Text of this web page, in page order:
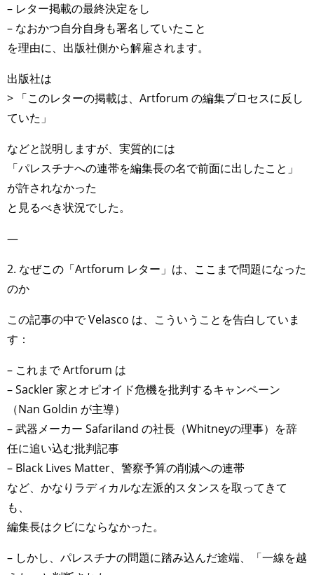
– レター掲載の最終決定をし
– なおかつ自分自身も署名していたこと
を理由に、出版社側から解雇されます。
出版社は
> 「このレターの掲載は、Artforum の編集プロセスに反し
ていた」
などと説明しますが、実質的には
「パレスチナへの連帯を編集長の名で前面に出したこと」
が許されなかった
と見るべき状況でした。
—
2. なぜこの「Artforum レター」は、ここまで問題になった
のか
この記事の中で Velasco は、こういうことを告白していま
す：
– これまで Artforum は
– Sackler 家とオピオイド危機を批判するキャンペーン
（Nan Goldin が主導）
– 武器メーカー Safariland の社長（Whitneyの理事）を辞
任に追い込む批判記事
– Black Lives Matter、警察予算の削減への連帯
など、かなりラディカルな左派的スタンスを取ってきて
も、
編集長はクビにならなかった。
– しかし、パレスチナの問題に踏み込んだ途端、「一線を越